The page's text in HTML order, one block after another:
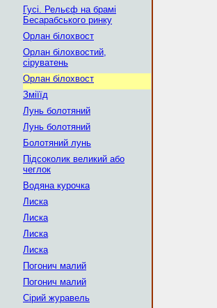
Гусі. Рельєф на брамі
Бесарабського ринку
Орлан білохвост
Орлан білохвостий,
сіруватень
Орлан білохвост
Зміїїд
Лунь болотяний
Лунь болотяний
Болотяний лунь
Підсоколик великий або
чеглок
Водяна курочка
Лиска
Лиска
Лиска
Лиска
Погонич малий
Погонич малий
Сірий журавель